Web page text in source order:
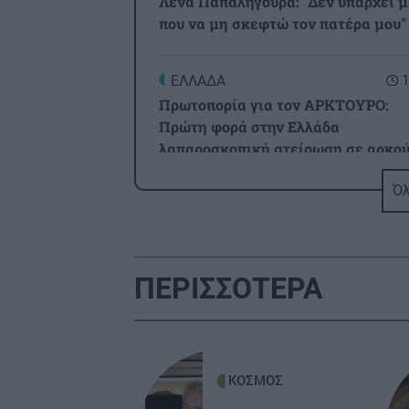
που να μη σκεφτώ τον πατέρα μου"
ΕΛΛΑΔΑ
Πρωτοπορία για τον ΑΡΚΤΟΥΡΟ:
Πρώτη φορά στην Ελλάδα
λαπαροσκοπική στείρωση σε
στην Ελλάδα για πασίγνωστο τηγάνι
με αρσενικό – Δείτε αν το έχετε
κουζίνα σας
ΠΕΡΙΣΣΟΤΕΡΑ
ΚΟΣΜΟΣ